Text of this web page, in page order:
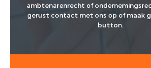
ambtenarenrecht of
gerust contact met ons op of maak
button.